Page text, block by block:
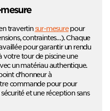
travertin sur-mesurepour
contraintes…). Chaque
pour garantir un rendu
votre tour de piscine une
un matériau authentique.
d’honneur à
commande pour pour
et une réception sans